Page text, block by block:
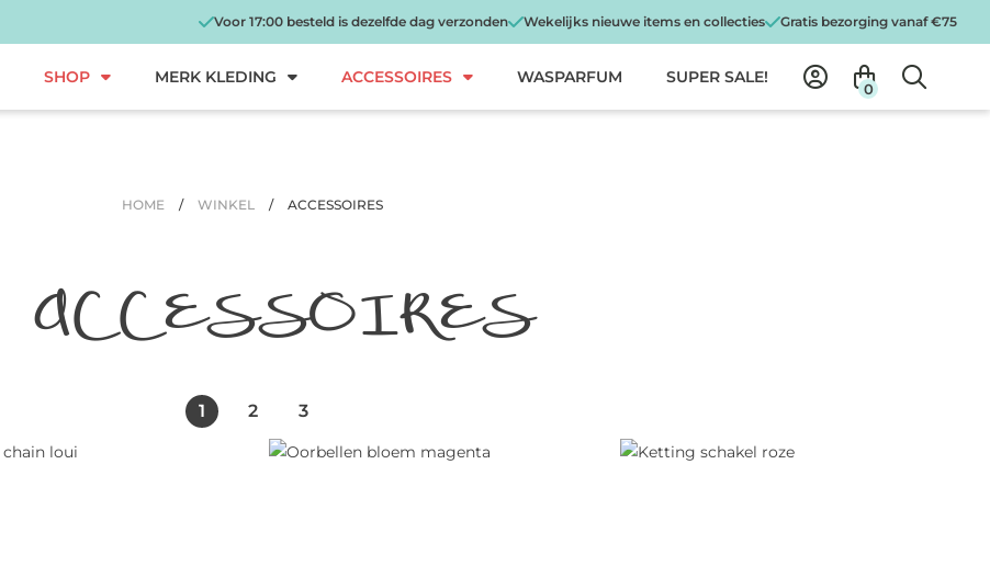
Voor 17:00 besteld is dezelfde dag verzonden Wekelijks nieuwe items en collecties Gratis bezorging vanaf €75
SHOP MERK KLEDING ACCESSOIRES WASPARFUM SUPER SALE!
0
HOME / WINKEL / ACCESSOIRES
ACCESSOIRES
1 2 3